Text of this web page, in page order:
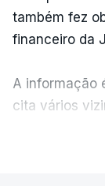
também fez
financeiro da
A informação
cita vários